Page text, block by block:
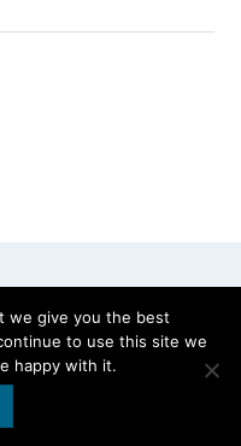
Box
we give you the best
to use this site we
happy with it.